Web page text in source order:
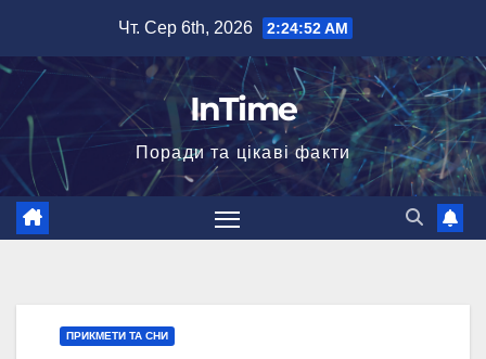
вмісту
Чт. Сер 6th, 2026 2:24:53 AM
InTime
Поради та цікаві факти
ПРИКМЕТИ ТА СНИ